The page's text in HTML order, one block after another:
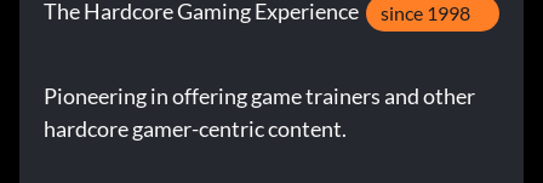
The Hardcore Gaming Experience since 1998
Pioneering in offering game trainers and other
hardcore gamer-centric content.